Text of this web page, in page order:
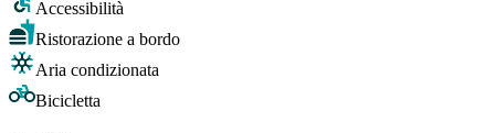
Accessibilità
Ristorazione a bordo
Aria condizionata
Bicicletta